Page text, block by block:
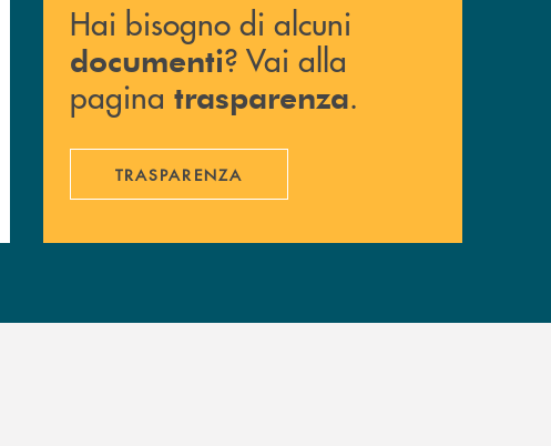
Hai bisogno di alcuni
documenti? Vai alla
pagina trasparenza.
TRASPARENZA